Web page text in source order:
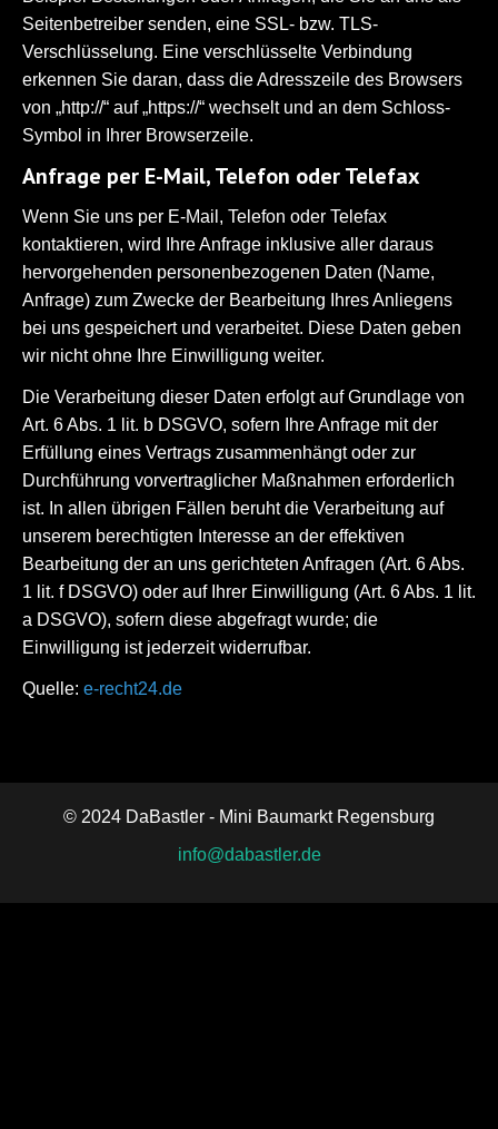
Seitenbetreiber senden, eine SSL- bzw. TLS-
Verschlüsselung. Eine verschlüsselte Verbindung
erkennen Sie daran, dass die Adresszeile des Browsers
von „http://“ auf „https://“ wechselt und an dem Schloss-
Symbol in Ihrer Browserzeile.
Anfrage per E-Mail, Telefon oder Telefax
Wenn Sie uns per E-Mail, Telefon oder Telefax
kontaktieren, wird Ihre Anfrage inklusive aller daraus
hervorgehenden personenbezogenen Daten (Name,
Anfrage) zum Zwecke der Bearbeitung Ihres Anliegens
bei uns gespeichert und verarbeitet. Diese Daten geben
wir nicht ohne Ihre Einwilligung weiter.
Die Verarbeitung dieser Daten erfolgt auf Grundlage von
Art. 6 Abs. 1 lit. b DSGVO, sofern Ihre Anfrage mit der
Erfüllung eines Vertrags zusammenhängt oder zur
Durchführung vorvertraglicher Maßnahmen erforderlich
ist. In allen übrigen Fällen beruht die Verarbeitung auf
unserem berechtigten Interesse an der effektiven
Bearbeitung der an uns gerichteten Anfragen (Art. 6 Abs.
1 lit. f DSGVO) oder auf Ihrer Einwilligung (Art. 6 Abs. 1 lit.
a DSGVO), sofern diese abgefragt wurde; die
Einwilligung ist jederzeit widerrufbar.
Quelle: e-recht24.de
© 2024 DaBastler - Mini Baumarkt Regensburg
info@dabastler.de